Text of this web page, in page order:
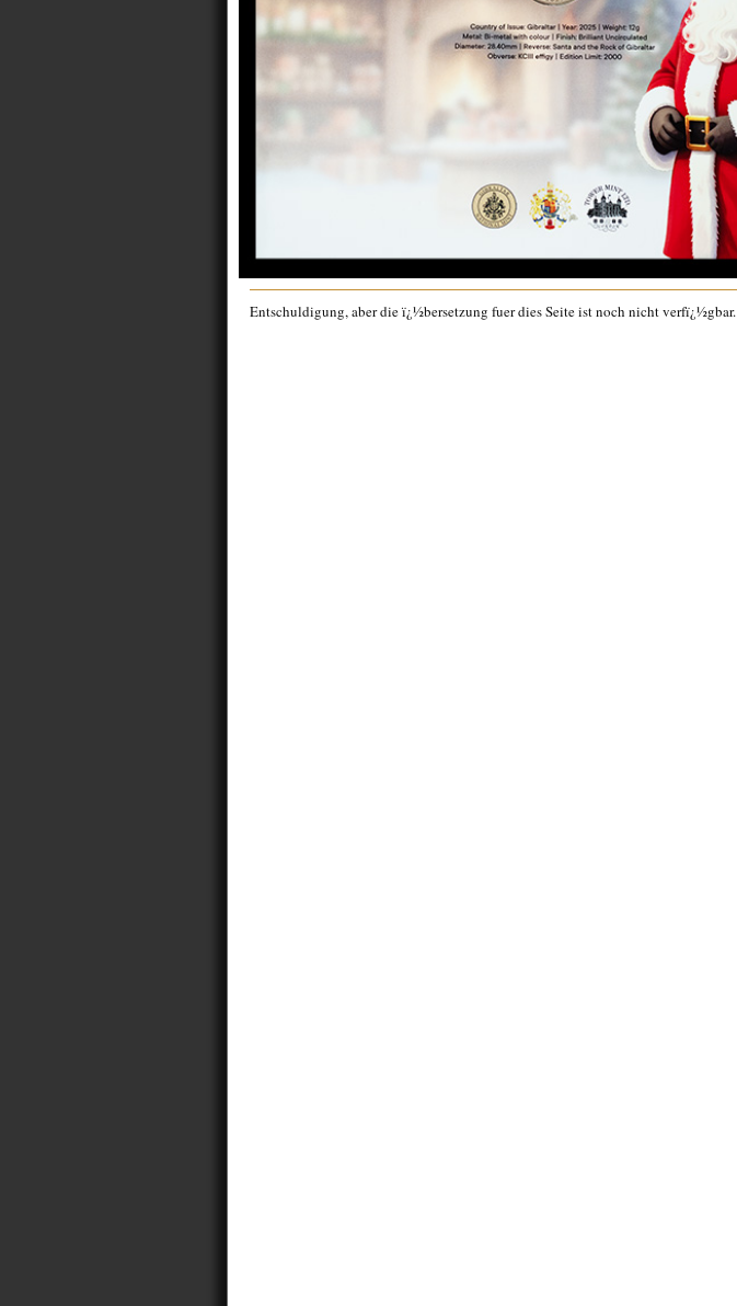
Entschuldigung, aber die ï¿½bersetzung fuer dies Seite ist noch nicht verfï¿½gbar.